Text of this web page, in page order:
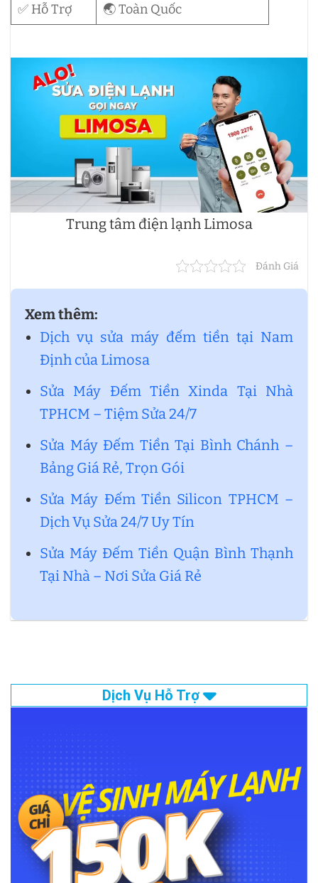
✅ Hỗ Trợ
🌏 Toàn Quốc
Trung tâm điện lạnh Limosa
Đánh Giá
Xem thêm:
Dịch vụ sửa máy đếm tiền tại Nam
Định của Limosa
Sửa Máy Đếm Tiền Xinda Tại Nhà
TPHCM – Tiệm Sửa 24/7
Sửa Máy Đếm Tiền Tại Bình Chánh –
Bảng Giá Rẻ, Trọn Gói
Sửa Máy Đếm Tiền Silicon TPHCM –
Dịch Vụ Sửa 24/7 Uy Tín
Sửa Máy Đếm Tiền Quận Bình Thạnh
Tại Nhà – Nơi Sửa Giá Rẻ
Dịch Vụ Hỗ Trợ